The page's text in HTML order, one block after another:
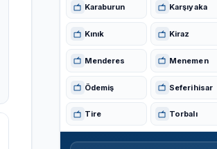
Karaburun Karşıyaka
Kınık Kiraz
Menderes Menemen
Ödemiş Seferihisar
Tire Torbalı